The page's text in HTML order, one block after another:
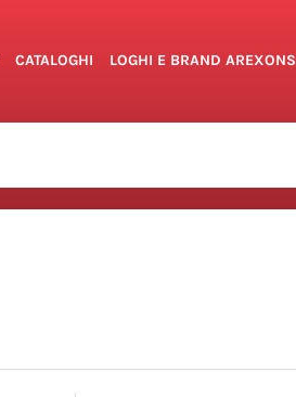
CATALOGHI LOGHI E BRAND AREXONS